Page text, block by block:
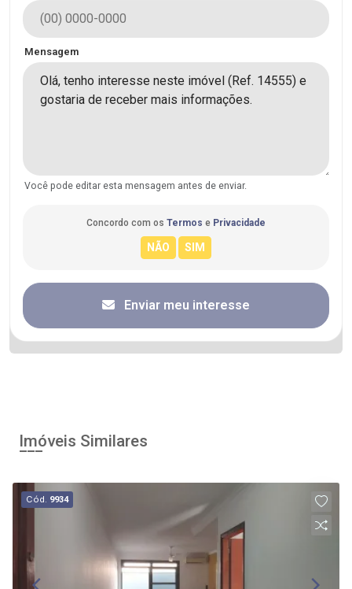
Mensagem
Você pode editar esta mensagem antes de enviar.
Concordo com os Termos e Privacidade
Enviar meu interesse
Imóveis Similares
Cód. 9934